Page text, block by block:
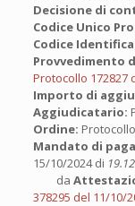
Decisione di
Codice Unico
Codice
Provvedimento
Protocollo 172827
Importo di
Aggiudicatario:
Ordine:
Mandato di
15/10/2024 di
da
378295 del 11/10/